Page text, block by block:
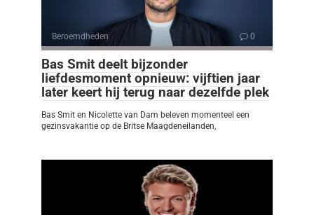
Beroemdheden 0
Bas Smit deelt bijzonder
liefdesmoment opnieuw: vijftien jaar
later keert hij terug naar dezelfde plek
Bas Smit en Nicolette van Dam beleven momenteel een
gezinsvakantie op de Britse Maagdeneilanden,